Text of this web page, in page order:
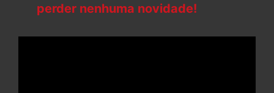
perder nenhuma novidade!